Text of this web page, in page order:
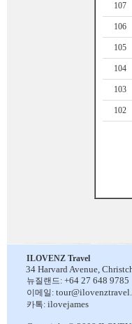
107
106
105
104
103
102
ILOVENZ Travel
34 Harvard Avenue,
뉴질랜드: +64 27 648 9785
이메일:
카톡: ilovejames